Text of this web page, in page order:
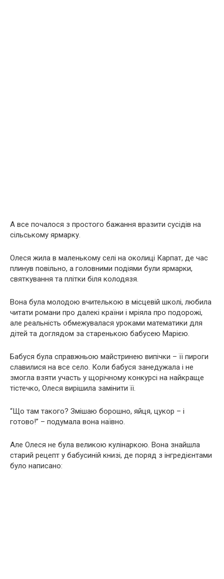
А все почалося з простого бажання вразити сусідів на
сільському ярмарку.
Олеся жила в маленькому селі на околиці Карпат, де час
плинув повільно, а головними подіями були ярмарки,
святкування та плітки біля колодязя.
Вона була молодою вчителькою в місцевій школі, любила
читати романи про далекі країни і мріяла про подорожі,
але реальність обмежувалася уроками математики для
дітей та доглядом за старенькою бабусею Марією.
Бабуся була справжньою майстринею випічки – її пироги
славилися на все село. Коли бабуся занедужала і не
змогла взяти участь у щорічному конкурсі на найкраще
тістечко, Олеся вирішила замінити її.
“Що там такого? Змішаю борошно, яйця, цукор – і
готово!” – подумала вона наївно.
Але Олеся не була великою кулінаркою. Вона знайшла
старий рецепт у бабусиній книзі, де поряд з інгредієнтами
було написано: